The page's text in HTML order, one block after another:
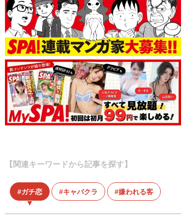
【関連キーワードから記事を探す】
ガチ恋 キャバクラ 嫌われる客